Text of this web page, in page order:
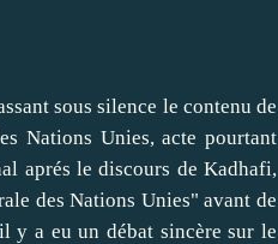
sous silence le contenu de
Nations Unies, acte pourtant
aprés le discours de Kadhafi,
des Nations Unies" avant de
y a eu un débat sincère sur le